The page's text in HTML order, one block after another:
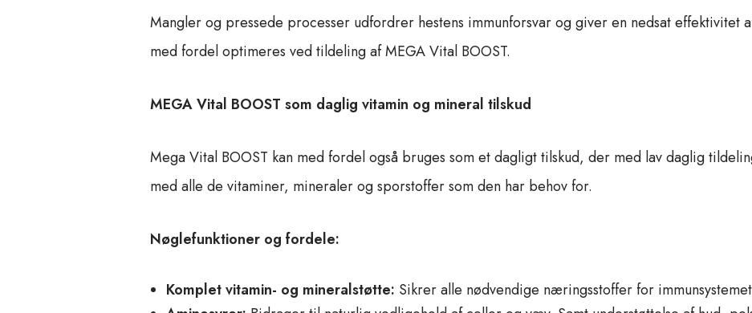
Mangler og pressede processer udfordrer hestens immunforsvar og giver en nedsat effektivitet
med fordel optimeres ved tildeling af MEGA Vital BOOST.
MEGA Vital BOOST som daglig vitamin og mineral tilskud
Mega Vital BOOST kan med fordel også bruges som et dagligt tilskud, der med lav daglig
med alle de vitaminer, mineraler og sporstoffer som den har behov for.
Nøglefunktioner og fordele:
Komplet vitamin- og mineralstøtte: Sikrer alle nødvendige næringsstoffer for